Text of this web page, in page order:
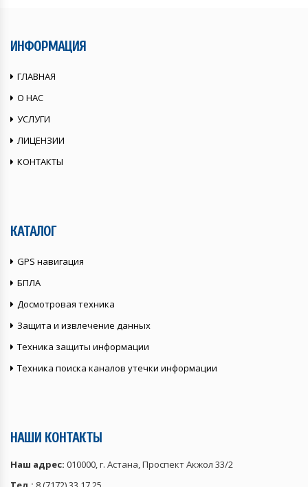
ИНФОРМАЦИЯ
ГЛАВНАЯ
О НАС
УСЛУГИ
ЛИЦЕНЗИИ
КОНТАКТЫ
КАТАЛОГ
GPS навигация
БПЛА
Досмотровая техника
Защита и извлечение данных
Техника защиты информации
Техника поиска каналов утечки информации
НАШИ КОНТАКТЫ
Наш адрес: 010000, г. Астана, Проспект Акжол 33/2